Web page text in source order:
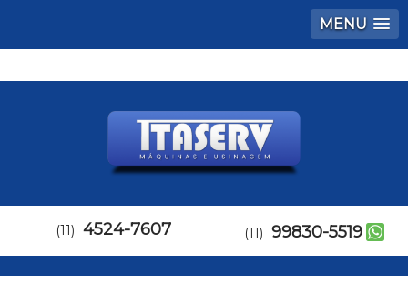
MENU
(11) 4524-7607 (11) 99830-5519